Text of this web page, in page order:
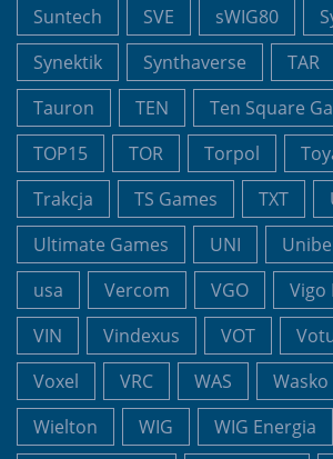
Suntech
SVE sWIG80
Synektik
Synthaverse TAR
Tauron
TEN Ten Square
TOP15
TOR Torpol
Trakcja
TS Games TXT
Ultimate Games
UNI
usa
Vercom VGO
Vigo
VIN
Vindexus VOT
Voxel
VRC WAS Wasko
Wielton
WIG
WIG Energia